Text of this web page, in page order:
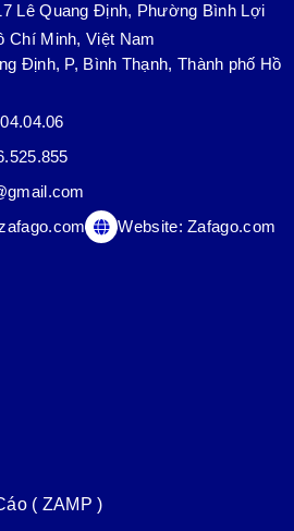
Lê Quang Định, Phường Bình Lợi
Chí Minh, Việt Nam
Định, P, Bình Thạnh, Thành phố Hồ
Website:Zafago.com
( ZAMP )